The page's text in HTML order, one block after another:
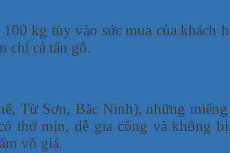
kg tùy vào sức mua của khách
chí cả tấn gỗ.
Từ Sơn, Băc Ninh), những
thớ mịn, dễ gia công và không
vô giá.